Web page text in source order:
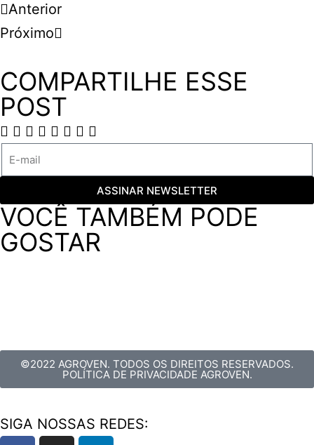
Anterior
Próximo
COMPARTILHE ESSE
POST
ASSINAR NEWSLETTER
VOCÊ TAMBÉM PODE
GOSTAR
©2022 AGROVEN. TODOS OS DIREITOS RESERVADOS.
POLÍTICA DE PRIVACIDADE AGROVEN.
SIGA NOSSAS REDES: